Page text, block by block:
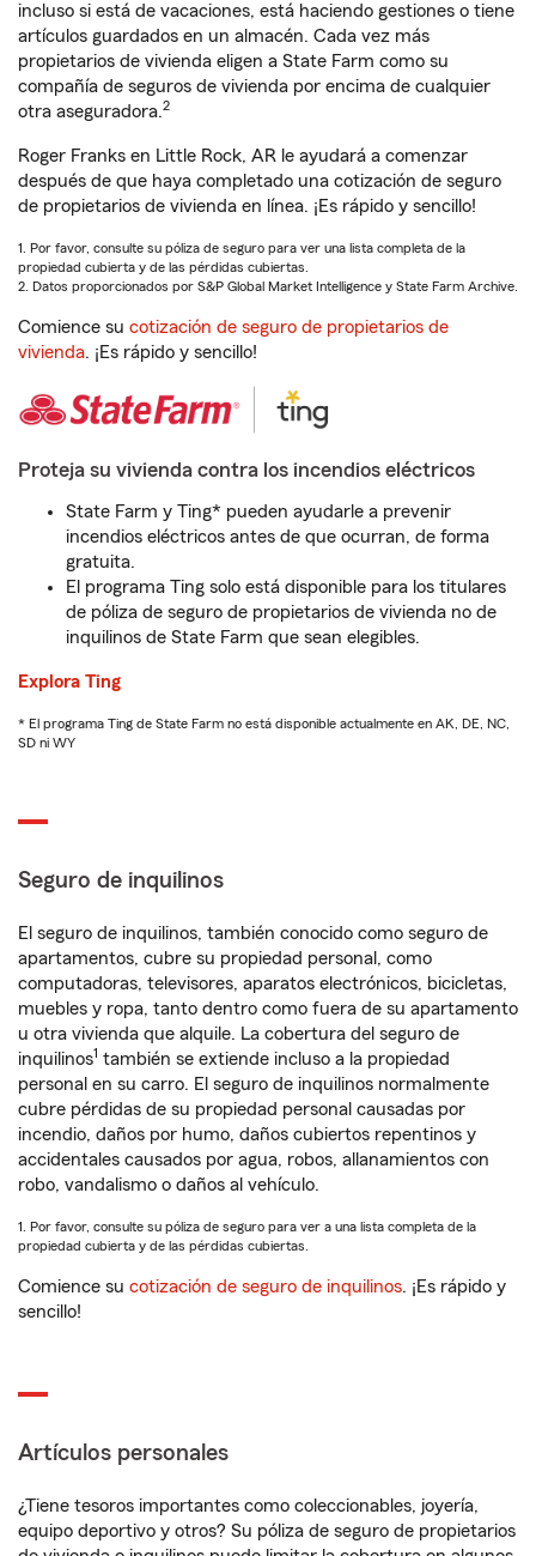
incluso si está de vacaciones, está haciendo gestiones o tiene
artículos guardados en un almacén. Cada vez más
propietarios de vivienda eligen a State Farm como su
compañía de seguros de vivienda por encima de cualquier
otra aseguradora.2
Roger Franks en Little Rock, AR le ayudará a comenzar
después de que haya completado una cotización de seguro
de propietarios de vivienda en línea. ¡Es rápido y sencillo!
1. Por favor, consulte su póliza de seguro para ver una lista completa de la
propiedad cubierta y de las pérdidas cubiertas.
2. Datos proporcionados por S&P Global Market Intelligence y State Farm Archive.
Comience su cotización de seguro de propietarios de
vivienda. ¡Es rápido y sencillo!
Proteja su vivienda contra los incendios eléctricos
State Farm y Ting* pueden ayudarle a prevenir
incendios eléctricos antes de que ocurran, de forma
gratuita.
El programa Ting solo está disponible para los titulares
de póliza de seguro de propietarios de vivienda no de
inquilinos de State Farm que sean elegibles.
Explora Ting
* El programa Ting de State Farm no está disponible actualmente en AK, DE, NC,
SD ni WY
Seguro de inquilinos
El seguro de inquilinos, también conocido como seguro de
apartamentos, cubre su propiedad personal, como
computadoras, televisores, aparatos electrónicos, bicicletas,
muebles y ropa, tanto dentro como fuera de su apartamento
u otra vivienda que alquile. La cobertura del seguro de
inquilinos1 también se extiende incluso a la propiedad
personal en su carro. El seguro de inquilinos normalmente
cubre pérdidas de su propiedad personal causadas por
incendio, daños por humo, daños cubiertos repentinos y
accidentales causados por agua, robos, allanamientos con
robo, vandalismo o daños al vehículo.
1. Por favor, consulte su póliza de seguro para ver a una lista completa de la
propiedad cubierta y de las pérdidas cubiertas.
Comience su cotización de seguro de inquilinos. ¡Es rápido y
sencillo!
Artículos personales
¿Tiene tesoros importantes como coleccionables, joyería,
equipo deportivo y otros? Su póliza de seguro de propietarios